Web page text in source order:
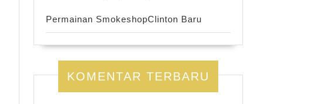
Permainan SmokeshopClinton Baru
KOMENTAR TERBARU